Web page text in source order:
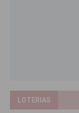
LOTERIAS